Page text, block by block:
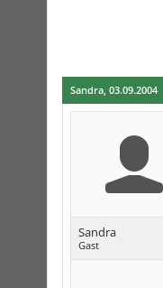
Sandra, 03.09.2004
Sandra
Gast